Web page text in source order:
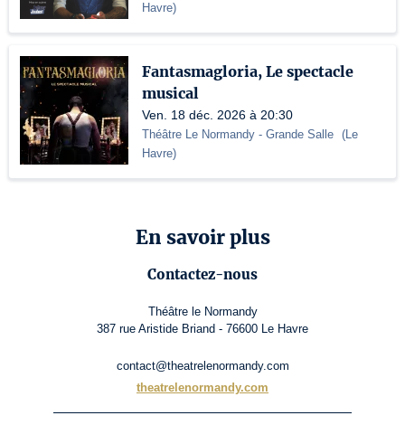
Havre)
Fantasmagloria, Le spectacle
musical
Ven. 18 déc. 2026 à 20:30
Théâtre Le Normandy - Grande Salle (Le
Havre)
En savoir plus
Contactez-nous
Théâtre le Normandy
387 rue Aristide Briand - 76600 Le Havre
contact@theatrelenormandy.com
theatrelenormandy.com